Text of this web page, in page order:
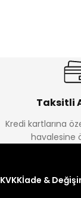
Taksitli
Kredi kartlarına
havalesine
KVKKİade &